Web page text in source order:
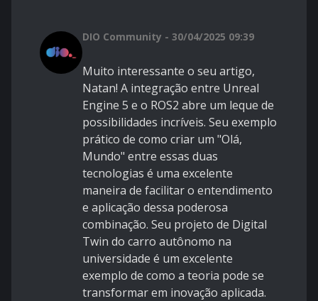
DIO Community - 30/04/2025 09:39
Muito interessante o seu artigo,
Natan! A integração entre Unreal
Engine 5 e o ROS2 abre um leque de
possibilidades incríveis. Seu exemplo
prático de como criar um "Olá,
Mundo" entre essas duas
tecnologias é uma excelente
maneira de facilitar o entendimento
e aplicação dessa poderosa
combinação. Seu projeto de Digital
Twin do carro autônomo na
universidade é um excelente
exemplo de como a teoria pode se
transformar em inovação aplicada.